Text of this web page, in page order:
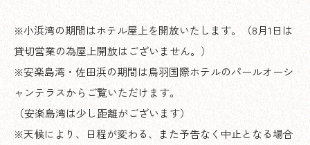
※小浜湾の期間はホテル屋上を開放いたします。（8月1日は
貸切営業の為屋上開放はございません。）
※安楽島湾・佐田浜の期間は鳥羽国際ホテルのパールオーシ
ャンテラスからご覧いただけます。
（安楽島湾は少し距離がございます）
※天候により、日程が変わる、また予告なく中止となる場合